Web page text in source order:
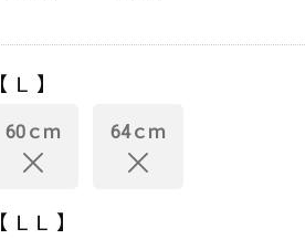
【 Ｌ 】
60ｃｍ 64ｃｍ
【 ＬＬ 】